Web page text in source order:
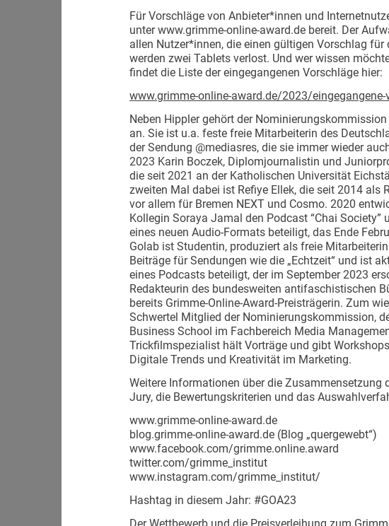
Für Vorschläge von Anbieter*innen und
unter www.grimme-online-award.de bereit. Der
allen Nutzer*innen, die einen gültigen Vorschlag für
werden zwei Tablets verlost. Und wer wissen
findet die Liste der eingegangenen Vorschläge hier:
www.grimme-online-award.de/2023/eingegangene-
Neben Hippler gehört der
an. Sie ist u.a. feste freie Mitarbeiterin des
der Sendung @mediasres, die sie immer wieder
2023 Karin Boczek, Diplomjournalistin und
die seit 2021 an der Katholischen Universität
zweiten Mal dabei ist Refiye Ellek, die seit 2014 als
vor allem für Bremen NEXT und Cosmo. 2020
Kollegin Soraya Jamal den Podcast “Chai
eines neuen Audio-Formats beteiligt, das Ende
Golab ist Studentin, produziert als freie
Beiträge für Sendungen wie die „Echtzeit“ und ist
eines Podcasts beteiligt, der im September 2023
Redakteurin des bundesweiten antifaschistischen
bereits Grimme-Online-Award-Preisträgerin. Zum
Schwertel Mitglied der Nominierungskommission,
Business School im Fachbereich Media
Trickfilmspezialist hält Vorträge und gibt
Digitale Trends und Kreativität im Marketing.
Weitere Informationen über die
Jury, die Bewertungskriterien und das
www.grimme-online-award.de
blog.grimme-online-award.de (Blog „quergewebt“)
www.facebook.com/grimme.online.award
twitter.com/grimme_institut
www.instagram.com/grimme_institut/
Hashtag in diesem Jahr: #GOA23